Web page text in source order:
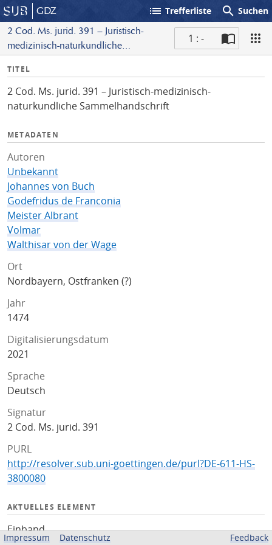
GDZ list Trefferliste search Suchen
2 Cod. Ms. jurid. 391 – Juristisch-
medizinisch-naturkundliche
1 : -
I
f
o
TITEL
2 Cod. Ms. jurid. 391 – Juristisch-medizinisch-
naturkundliche Sammelhandschrift
METADATEN
Autoren
Unbekannt
Johannes von Buch
Godefridus de Franconia
Meister Albrant
Volmar
Walthisar von der Wage
Ort
Nordbayern, Ostfranken (?)
Jahr
1474
Digitalisierungsdatum
2021
Sprache
Deutsch
Signatur
2 Cod. Ms. jurid. 391
PURL
http://resolver.sub.uni-goettingen.de/purl?DE-611-HS-
3800080
AKTUELLES ELEMENT
Einband
Impressum Datenschutz Feedback